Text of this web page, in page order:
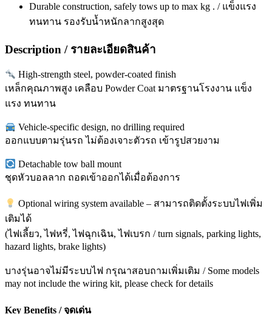
Durable construction, safely tows up to max kg . / แข็งแรง
ทนทาน รองรับน้ำหนักลากสูงสุด
Description / รายละเอียดสินค้า
High-strength steel, powder-coated finish
เหล็กคุณภาพสูง เคลือบ Powder Coat มาตรฐานโรงงาน แข็ง
แรง ทนทาน
Vehicle-specific design, no drilling required
ออกแบบตามรุ่นรถ ไม่ต้องเจาะตัวรถ เข้ารูปสวยงาม
Detachable tow ball mount
ชุดหัวบอลลาก ถอดเข้าออกได้เมื่อต้องการ
Optional wiring system available – สามารถติดตั้งระบบไฟเพิ่ม
เติมได้
(ไฟเลี้ยว, ไฟหรี่, ไฟฉุกเฉิน, ไฟเบรก / turn signals, parking lights,
hazard lights, brake lights)
บางรุ่นอาจไม่มีระบบไฟ กรุณาสอบถามเพิ่มเติม / Some models
may not include the wiring kit, please check for details
Key Benefits / จุดเด่น